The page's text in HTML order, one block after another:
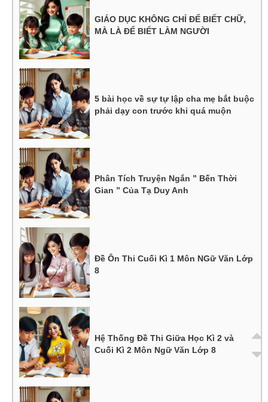
GIÁO DỤC KHÔNG CHỈ ĐỂ BIẾT CHỮ,
MÀ LÀ ĐỂ BIẾT LÀM NGƯỜI
5 bài học về sự tự lập cha mẹ bắt buộc
phải dạy con trước khi quá muộn
Phân Tích Truyện Ngắn ” Bến Thời
Gian ” Của Tạ Duy Anh
Đề Ôn Thi Cuối Kì 1 Môn NGữ Văn Lớp
8
Hệ Thống Đề Thi Giữa Học Kì 2 và
Cuối Kì 2 Môn Ngữ Văn Lớp 8